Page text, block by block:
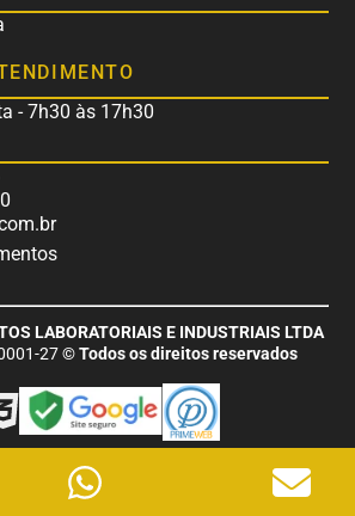
- 7h30 às 17h30
LABORATORIAIS E INDUSTRIAIS LTDA
27© Todos os direitos reservados